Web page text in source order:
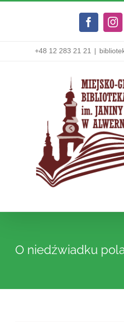
Facebook
+48 12 283 21 21 |
O niedźwiadku